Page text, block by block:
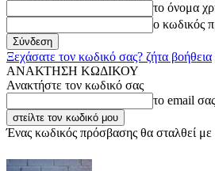
το όνομα
ο κωδικός
Ξεχάσατε τον κωδικό σας? ζήτα βοήθεια
ΑΝΑΚΤΗΣΗ ΚΩΔΙΚΟΥ
Ανακτήστε τον κωδικό σας
το email σας
Ένας κωδικός πρόσβασης θα σταλθεί